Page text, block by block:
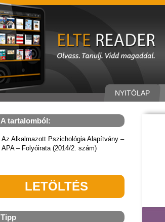
NYITÓLAP
A tartalomból:
Az Alkalmazott Pszichológia Alapítvány –
APA – Folyóirata (2014/2. szám)
LETÖLTÉS
Tipp